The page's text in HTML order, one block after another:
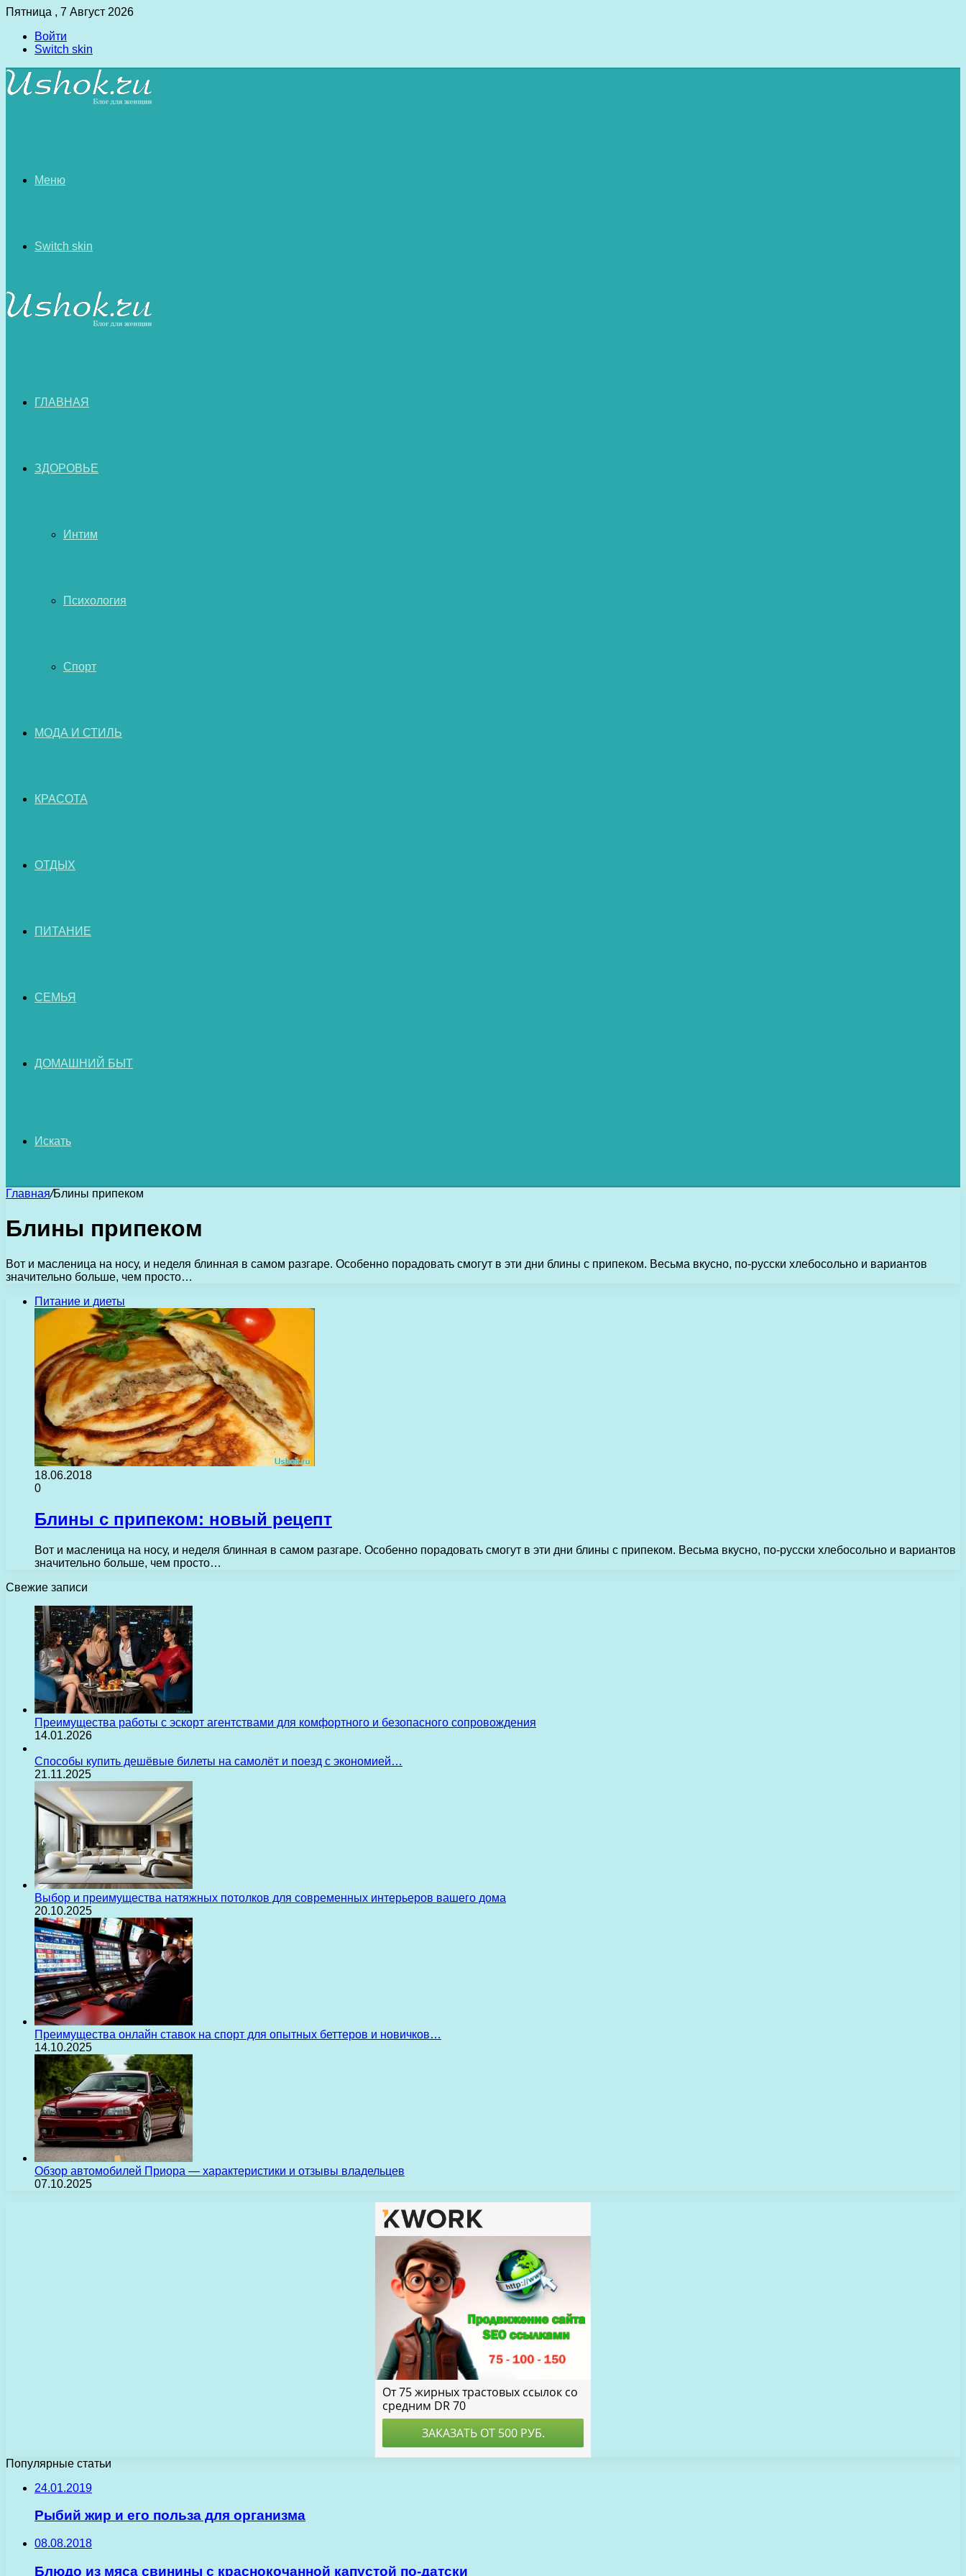
Пятница , 7 Август 2026
Войти
Switch skin
Меню
Switch skin
ГЛАВНАЯ
ЗДОРОВЬЕ
Интим
Психология
Спорт
МОДА И СТИЛЬ
КРАСОТА
ОТДЫХ
ПИТАНИЕ
СЕМЬЯ
ДОМАШНИЙ БЫТ
Искать
Главная/Блины припеком
Блины припеком
Вот и масленица на носу, и неделя блинная в самом разгаре. Особенно порадовать смогут в эти дни блины с припеком. Весьма вкусно, по-русски хлебосольно и вариантов
значительно больше, чем просто…
Питание и диеты
18.06.2018
0
Блины с припеком: новый рецепт
Вот и масленица на носу, и неделя блинная в самом разгаре. Особенно порадовать смогут в эти дни блины с припеком. Весьма вкусно, по-русски хлебосольно и вариантов
значительно больше, чем просто…
Свежие записи
Преимущества работы с эскорт агентствами для комфортного и безопасного сопровождения
14.01.2026
Способы купить дешёвые билеты на самолёт и поезд с экономией…
21.11.2025
Выбор и преимущества натяжных потолков для современных интерьеров вашего дома
20.10.2025
Преимущества онлайн ставок на спорт для опытных беттеров и новичков…
14.10.2025
Обзор автомобилей Приора — характеристики и отзывы владельцев
07.10.2025
Популярные статьи
24.01.2019
Рыбий жир и его польза для организма
08.08.2018
Блюдо из мяса свинины с краснокочанной капустой по-датски